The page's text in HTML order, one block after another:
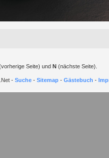
Seite) und N (nächste Seite).
- Suche - Sitemap - Gästebuch -